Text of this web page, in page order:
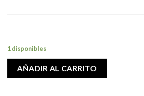
1 disponibles
AÑADIR AL CARRITO